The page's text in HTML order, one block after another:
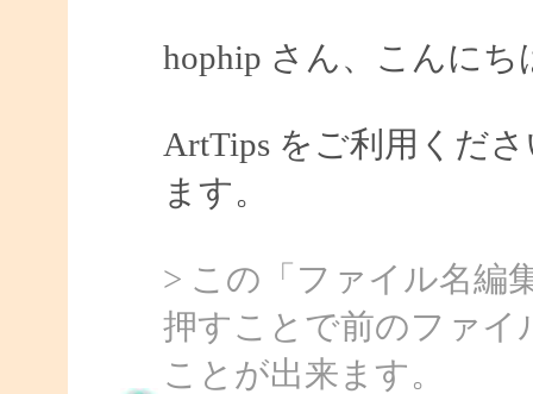
hophip さん、こんにち
ArtTips をご利用くだ
ます。
> この「ファイル名編
押すことで前のファイ
ことが出来ます。